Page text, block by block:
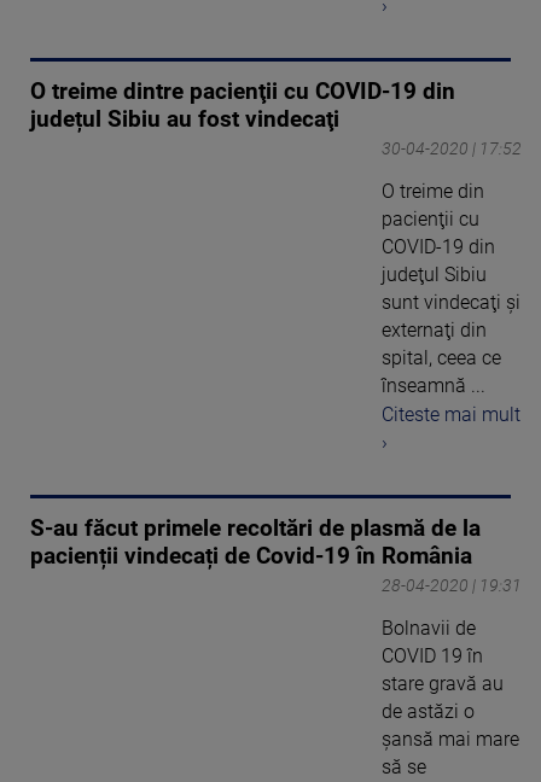
›
O treime dintre pacienţii cu COVID-19 din
județul Sibiu au fost vindecaţi
30-04-2020 | 17:52
O treime din
pacienţii cu
COVID-19 din
judeţul Sibiu
sunt vindecaţi şi
externaţi din
spital, ceea ce
înseamnă ...
Citeste mai mult
›
S-au făcut primele recoltări de plasmă de la
pacienții vindecați de Covid-19 în România
28-04-2020 | 19:31
Bolnavii de
COVID 19 în
stare gravă au
de astăzi o
șansă mai mare
să se